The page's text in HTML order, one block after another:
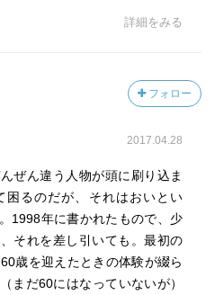
詳細をみる
フォロー
2017.04.28
ぜん違う人物が頭に刷り込ま
困るのだが、それはおいとい
1998年に書かれたもので、少
それを差し引いても。最初の
歳を迎えたときの体験が綴ら
まだ60にはなっていないが）